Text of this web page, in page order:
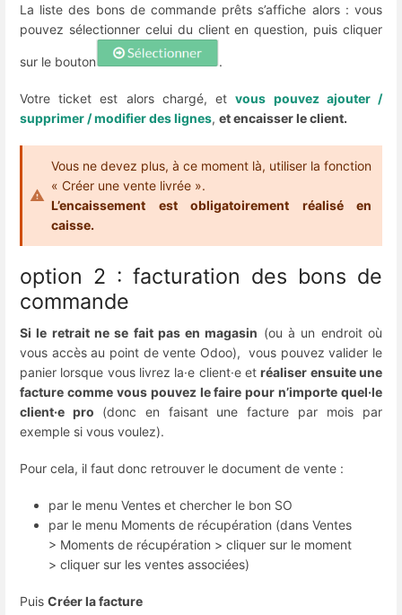
La liste des bons de commande prêts s’affiche alors : vous
pouvez sélectionner celui du client en question, puis cliquer
sur le bouton .
Votre ticket est alors chargé, etvous pouvez ajouter /
supprimer / modifier des lignes, et encaisser le client.
Vous ne devez plus, à ce moment là, utiliser la fonction
« Créer une vente livrée ».
L’encaissement est obligatoirement réalisé en
caisse.
option 2 : facturation des bons de
commande
Si le retrait ne se fait pas en magasin (ou à un endroit où
vous accès au point de vente Odoo), vous pouvez valider le
panier lorsque vous livrez la·e client·e etréaliser ensuite une
facture comme vous pouvez le faire pour n’importe quel·le
client·e pro (donc en faisant une facture par mois par
exemple si vous voulez).
Pour cela, il faut donc retrouver le document de vente :
par le menu Ventes et chercher le bon SO
par le menu Moments de récupération (dans Ventes
> Moments de récupération > cliquer sur le moment
> cliquer sur les ventes associées)
Puis Créer la facture